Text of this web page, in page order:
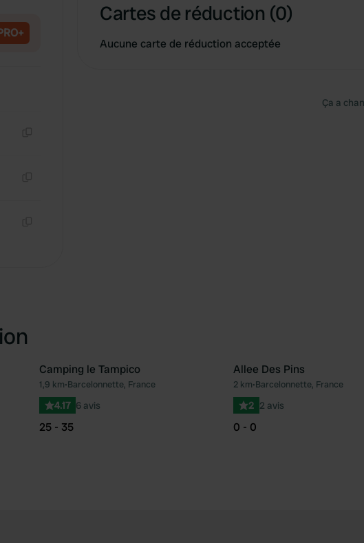
Cartes de réduction (0)
Aucune carte de réduction acceptée
Ça a
Préféré Préféré
Camping le Tampico
1,9 km•Barcelonnette, France
4.17 6 avis
25 - 35
Allee Des Pins
2 km•Barcelonnette, France
2 2 avis
0 - 0